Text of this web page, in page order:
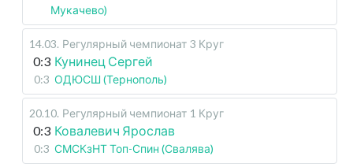
Мукачево)
14.03. Регулярный чемпионат 3 Круг
0:3 Кунинец Сергей
0:3 ОДЮСШ (Тернополь)
20.10. Регулярный чемпионат 1 Круг
0:3 Ковалевич Ярослав
0:3 СМСКзНТ Топ-Спин (Свалява)